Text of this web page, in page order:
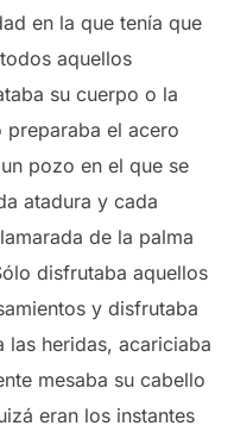
en la que tenía que
aquellos
su cuerpo o la
el acero
pozo en el que se
atadura y cada
de la palma
disfrutaba aquellos
y disfrutaba
las heridas, acariciaba
mesaba su cabello
eran los instantes